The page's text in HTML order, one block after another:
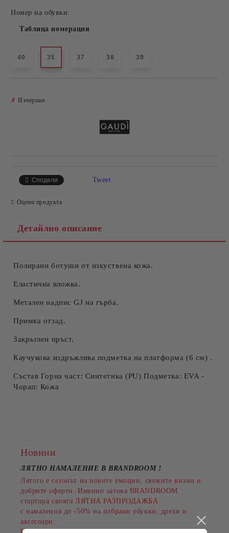
Номер на обувки:
Таблица номерация
40 35 37 38 39
✗ Изчерпан
Сподели Tweet
Оцени продукта
Детайлно описание
Полирани ботуши от изкуствена кожа.
Еластична вложка.
Метален надпис GJ на гърба.
Примка отзад.
Закръглен пръст.
Каучукова издръжлива подметка на платформа (6 см) .
Състав Горна част: Синтетика (PU) Подметка: EVA -
Чорап: Кожа
Новини
ЛЯТНО НАМАЛЕНИЕ В BRANDROOM !
Лятото е сезонът на новите емоции, свежите визии и
добрите оферти. Именно затова BRANDROOM
стартира своята ЛЯТНА РАЗПРОДАЖБА
с намаления до -50% на избрани обувки, дрехи и
аксесоари.